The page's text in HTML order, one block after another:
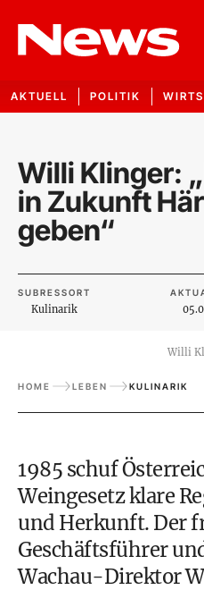
AKTUELL POLITIK
Willi Klinger:
in Zukunft
geben“
SUBRESSORT
Kulinarik
Willi
HOME LEBEN KULINARIK
1985 schuf
Weingesetz klare
und Herkunft. Der
Geschäftsführer
Wachau-Direktor